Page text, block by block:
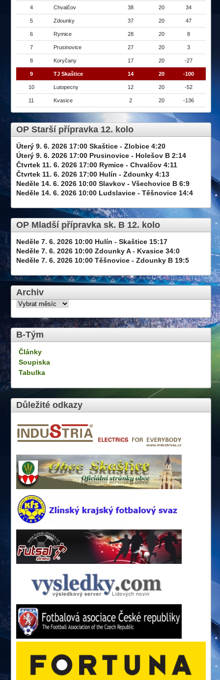
4 Chvalčov 38 20 34
5 Zdounky 37 20 47
6 Rymice 28 20 8
7 Prusinovice 27 20 3
8 Koryčany 17 20 -27
9 TJ Skaštice 14 20 -100
10 Lutopecny 12 20 -52
11 Kvasice 2 20 -136
OP Starší přípravka 12. kolo
Úterý 9. 6. 2026 17:00 Skaštice - Zlobice 4:20
Úterý 9. 6. 2026 17:00 Prusinovice - Holešov B 2:14
Čtvrtek 11. 6. 2026 17:00 Rymice - Chvalčov 4:11
Čtvrtek 11. 6. 2026 17:00 Hulín - Zdounky 4:13
Neděle 14. 6. 2026 10:00 Slavkov - Všechovice B 6:9
Neděle 14. 6. 2026 10:00 Ludslavice - Těšnovice 14:4
OP Mladší přípravka sk. B 12. kolo
Neděle 7. 6. 2026 10:00 Hulín - Skaštice 15:17
Neděle 7. 6. 2026 10:00 Zdounky A - Kvasice 34:0
Neděle 7. 6. 2026 10:00 Těšnovice - Zdounky B 19:5
Archiv
B-Tým
Články
Soupiska
Tabulka
Důležité odkazy